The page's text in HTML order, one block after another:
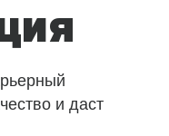
и даст